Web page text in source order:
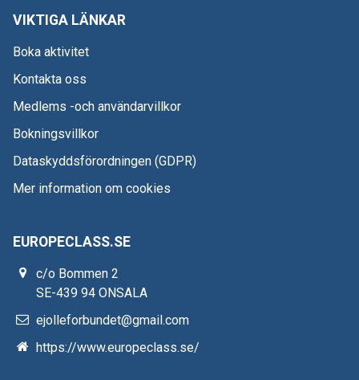
VIKTIGA LÄNKAR
Boka aktivitet
Kontakta oss
Medlems -och användarvillkor
Bokningsvillkor
Dataskyddsförordningen (GDPR)
Mer information om cookies
EUROPECLASS.SE
c/o Bommen 2
SE-439 94 ONSALA
ejolleforbundet@gmail.com
https://www.europeclass.se/